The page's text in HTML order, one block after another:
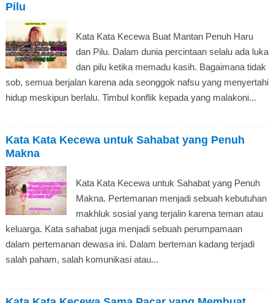
Pilu
Kata Kata Kecewa Buat Mantan Penuh Haru
dan Pilu. Dalam dunia percintaan selalu ada luka
dan pilu ketika memadu kasih. Bagaimana tidak
sob, semua berjalan karena ada seonggok nafsu yang menyertahi
hidup meskipun berlalu. Timbul konflik kepada yang malakoni...
Kata Kata Kecewa untuk Sahabat yang Penuh
Makna
Kata Kata Kecewa untuk Sahabat yang Penuh
Makna. Pertemanan menjadi sebuah kebutuhan
makhluk sosial yang terjalin karena teman atau
keluarga. Kata sahabat juga menjadi sebuah perumpamaan
dalam pertemanan dewasa ini. Dalam berteman kadang terjadi
salah paham, salah komunikasi atau...